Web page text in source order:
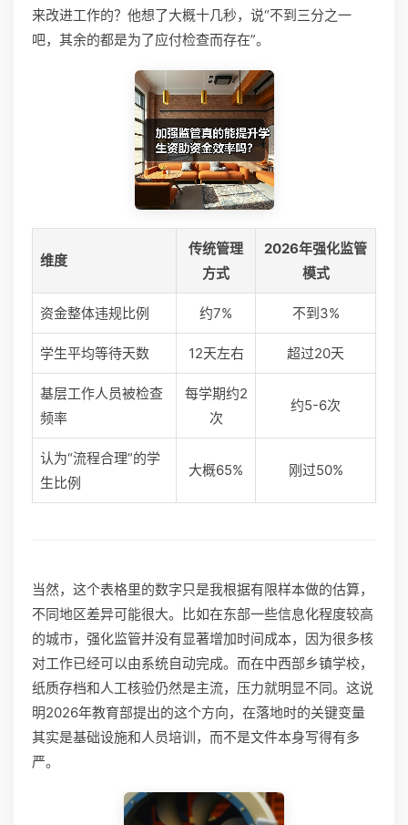
来改进工作的？他想了大概十几秒，说“不到三分之一
吧，其余的都是为了应付检查而存在”。
维度
传统管理
方式
2026年强化监管
模式
资金整体违规比例 约7% 不到3%
学生平均等待天数 12天左右 超过20天
基层工作人员被检查
频率
每学期约2
次
约5-6次
认为“流程合理”的学
生比例
大概65% 刚过50%
当然，这个表格里的数字只是我根据有限样本做的估算，
不同地区差异可能很大。比如在东部一些信息化程度较高
的城市，强化监管并没有显著增加时间成本，因为很多核
对工作已经可以由系统自动完成。而在中西部乡镇学校，
纸质存档和人工核验仍然是主流，压力就明显不同。这说
明2026年教育部提出的这个方向，在落地时的关键变量
其实是基础设施和人员培训，而不是文件本身写得有多
严。